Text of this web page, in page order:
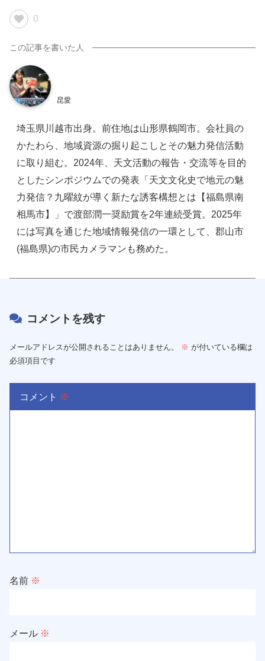
0
昆愛
埼玉県川越市出身。前住地は山形県鶴岡市。会社員の
かたわら、地域資源の掘り起こしとその魅力発信活動
に取り組む。2024年、天文活動の報告・交流等を目的
としたシンポジウムでの発表「天文文化史で地元の魅
力発信？九曜紋が導く新たな誘客構想とは【福島県南
相馬市】」で渡部潤一奨励賞を2年連続受賞。2025年
には写真を通じた地域情報発信の一環として、郡山市
(福島県)の市民カメラマンも務めた。
コメントを残す
メールアドレスが公開されることはありません。 ※ が付いている欄は
必須項目です
コメント ※
名前 ※
メール ※